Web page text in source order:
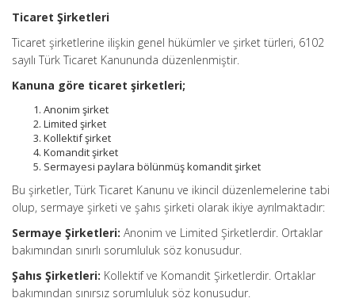
Ticaret Şirketleri
Ticaret şirketlerine ilişkin genel hükümler ve şirket türleri, 6102
sayılı Türk Ticaret Kanununda düzenlenmiştir.
Kanuna göre ticaret şirketleri;
Anonim şirket
Limited şirket
Kollektif şirket
Komandit şirket
Sermayesi paylara bölünmüş komandit şirket
Bu şirketler, Türk Ticaret Kanunu ve ikincil düzenlemelerine tabi
olup, sermaye şirketi ve şahıs şirketi olarak ikiye ayrılmaktadır:
Sermaye Şirketleri: Anonim ve Limited Şirketlerdir. Ortaklar
bakımından sınırlı sorumluluk söz konusudur.
Şahıs Şirketleri: Kollektif ve Komandit Şirketlerdir. Ortaklar
bakımından sınırsız sorumluluk söz konusudur.